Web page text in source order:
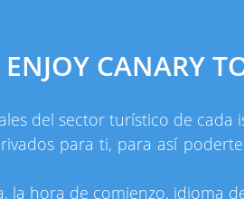
CANARY
del sector turístico de cada
para ti, para así
hora de comienzo, idioma